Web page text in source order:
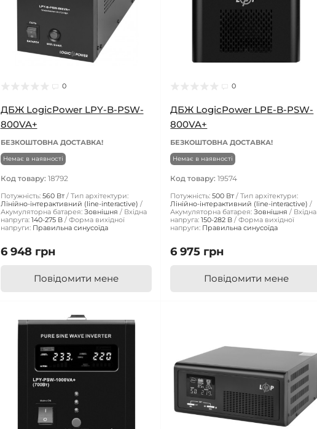
0
ДБЖ LogicPower LPY-B-PSW-
800VA+
БЕЗКОШТОВНА ДОСТАВКА!
Немає в наявності
Код товару: 18792
Потужність: 560 Вт
Тип архітектури:
Лінійно-інтерактивний (line-interactive)
Акумуляторна батарея: Зовнішня
Вхідна
напруга: 140-275 В
Форма вихідної
напруги: Правильна синусоїда
6 948 грн
Повідомити мене
0
ДБЖ LogicPower LPE-B-PSW-
800VA+
БЕЗКОШТОВНА ДОСТАВКА!
Немає в наявності
Код товару:19574
Потужність: 500 Вт
Тип архітектури:
Лінійно-інтерактивний (line-interactive)
Акумуляторна батарея: Зовнішня
Вхідна
напруга: 150-282 В
Форма вихідної
напруги: Правильна синусоїда
6 975 грн
Повідомити мене